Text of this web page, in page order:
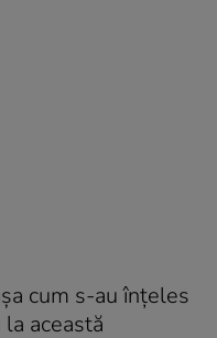
cum s-au înțeles
această